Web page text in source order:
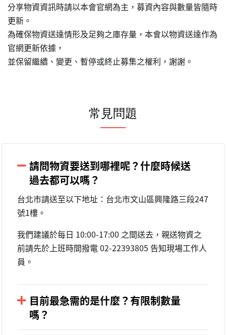
分享物資資訊時請以本會官網為主，募資內容與數量皆隨時
更新。
為確保物資送達情形及足夠之庫存量，本會以物資送達作為
官網更新依據，
並保留繼續、變更、暫停或終止募集之權利，謝謝。
常見問題
請問物資要送到哪裡呢？什麼時候送
過去都可以嗎？
台北市請送至以下地址：台北市文山區興隆路三段247
號1樓。
我們建議於每日 10:00-17:00 之間送去，親送物資之
前請先於上班時間撥電 02-22393805 告知現場工作人
員。
目前最急需的是什麼？有限制數量
嗎？
物資捐贈頁面所列品項都是目前所需要的物資哦，若